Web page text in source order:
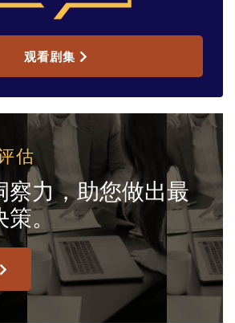
观看剧集
估
察力，助您做出最
策。